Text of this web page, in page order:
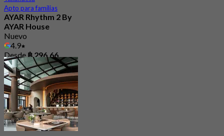
Apto para familias
AYAR Rhythm 2 By
AYAR House
Nuevo
4.9
Desde ฿ 296.66